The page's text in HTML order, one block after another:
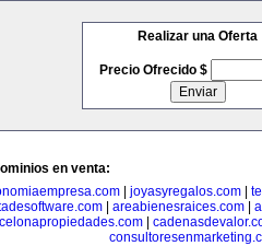
Realizar una Oferta
Precio Ofrecido $
en venta:
joyasyregalos.com
| areabienesraices.com|
|